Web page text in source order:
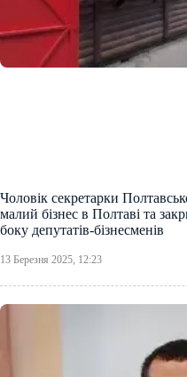
Чоловік секретарки
малий бізнес в Полтаві та
боку депутатів-бізнесменів
13 Березня 2025, 12:23